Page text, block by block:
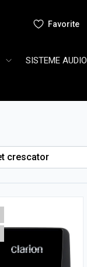
SISTEME AUDIO